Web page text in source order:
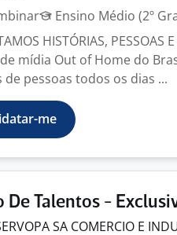
Ensino Médio (2º
HISTÓRIAS,
mídia Out of Home do
de pessoas todos os dias ...
me
De Talentos -
SA COMERCIO E